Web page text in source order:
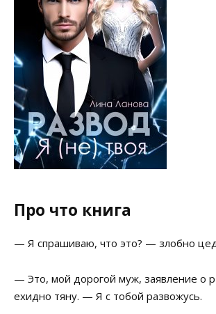
Про что книга
— Я спрашиваю, что это? — злобно
— Это, мой дорогой муж, заявление о
ехидно тяну. — Я с тобой развожусь.